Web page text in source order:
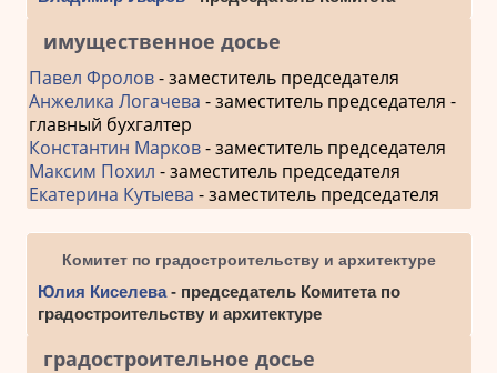
имущественное досье
Павел Фролов- заместитель председателя
Анжелика Логачева - заместитель председателя -
главный бухгалтер
Константин Марков- заместитель председателя
Максим Похил - заместитель председателя
Екатерина Кутыева - заместитель председателя
Комитет по градостроительству и архитектуре
Юлия Киселева- председатель Комитета по
градостроительству и архитектуре
градостроительное досье